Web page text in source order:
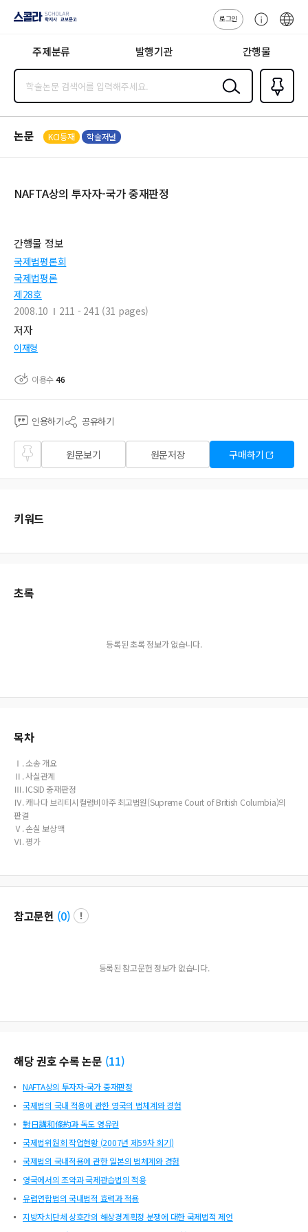
지사·교보문고
로그인
센
주제분류 발행기관 간행물
검색
즐겨찾
기0
논문 KCI등재 학술저널
NAFTA상의 투자자-국가 중재판정
간행물 정보
국제법평론회
국제법평론
제28호
2008.10
211 - 241 (31 pages)
저자
이재형
이용수46
인용하기 공유하기
즐겨
찾기
원문보기 원문저장 구매하기
키워드
초록
등록된 초록 정보가 없습니다.
목차
Ⅰ. 소송 개요
Ⅱ. 사실관계
Ⅲ. ICSID 중재판정
Ⅳ. 캐나다 브리티시컬럼비아주 최고법원(Supreme Court of British Columbia)의
판결
Ⅴ. 손실 보상액
Ⅵ. 평가
참고문헌 (0)
등록된 참고문헌 정보가 없습니다.
해당 권호 수록 논문 (11)
NAFTA상의 투자자-국가 중재판정
국제법의 국내 적용에 관한 영국의 법체계와 경험
對日講和條約과 독도 영유권
국제법위원회 작업현황 (2007년 제59차 회기)
국제법의 국내적용에 관한 일본의 법체계와 경험
영국에서의 조약과 국제관습법의 적용
유럽연합법의 국내법적 효력과 적용
지방자치단체 상호간의 해상경계획정 분쟁에 대한 국제법적 제언